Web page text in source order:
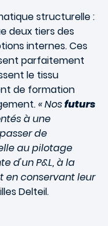
structurelle :
deux tiers des
internes. Ces
parfaitement
le tissu
de formation
« Nosfuturs
à une
de
au pilotage
d'un P&L, à la
en conservant leur
Delteil.